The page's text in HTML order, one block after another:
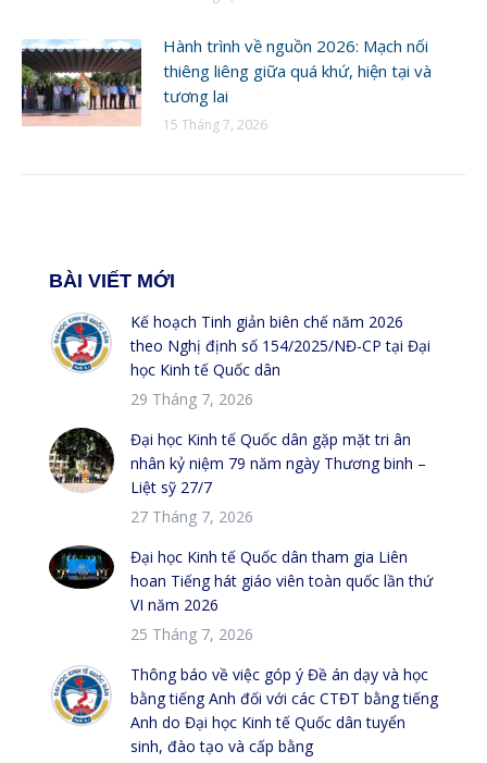
Hành trình về nguồn 2026: Mạch nối
thiêng liêng giữa quá khứ, hiện tại và
tương lai
15 Tháng 7, 2026
BÀI VIẾT MỚI
Kế hoạch Tinh giản biên chế năm 2026
theo Nghị định số 154/2025/NĐ-CP tại Đại
học Kinh tế Quốc dân
29 Tháng 7, 2026
Đại học Kinh tế Quốc dân gặp mặt tri ân
nhân kỷ niệm 79 năm ngày Thương binh –
Liệt sỹ 27/7
27 Tháng 7, 2026
Đại học Kinh tế Quốc dân tham gia Liên
hoan Tiếng hát giáo viên toàn quốc lần thứ
VI năm 2026
25 Tháng 7, 2026
Thông báo về việc góp ý Đề án dạy và học
bằng tiếng Anh đối với các CTĐT bằng tiếng
Anh do Đại học Kinh tế Quốc dân tuyển
sinh, đào tạo và cấp bằng